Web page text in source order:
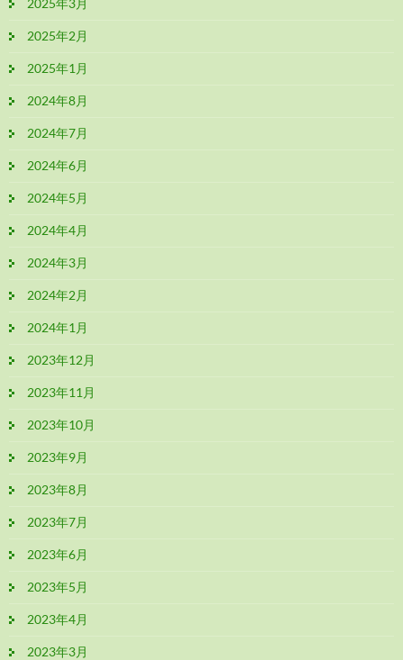
2025年2月
2025年1月
2024年8月
2024年7月
2024年6月
2024年5月
2024年4月
2024年3月
2024年2月
2024年1月
2023年12月
2023年11月
2023年10月
2023年9月
2023年8月
2023年7月
2023年6月
2023年5月
2023年4月
2023年3月